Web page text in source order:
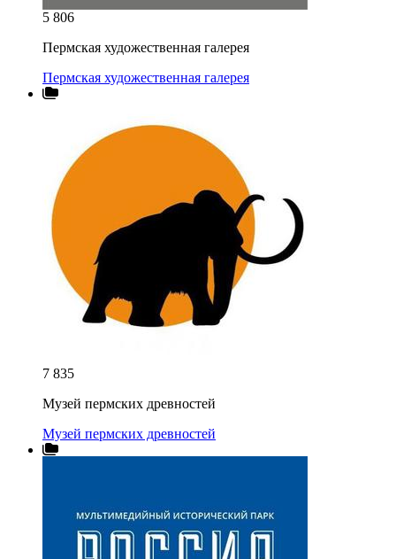
5 806
Пермская художественная галерея
Пермская художественная галерея
7 835
Музей пермских древностей
Музей пермских древностей